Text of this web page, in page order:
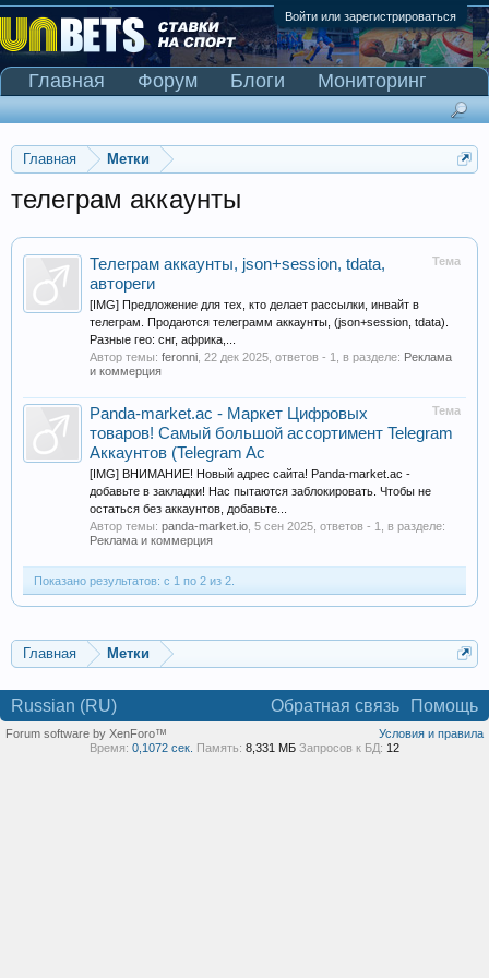
Войти или зарегистрироваться
Главная Метки
телеграм аккаунты
Тема
Телеграм аккаунты, json+session, tdata,
автореги
[IMG] Предложение для тех, кто делает рассылки, инвайт в
телеграм. Продаются телеграмм аккаунты, (json+session, tdata).
Разные гео: снг, африка,...
Автор темы: feronni 22 дек 2025 , ответов - 1, в разделе: Реклама
и коммерция
Тема
Panda-market.ac - Маркет Цифровых
товаров! Самый большой ассортимент Telegram
Аккаунтов (Telegram Ac
[IMG] ВНИМАНИЕ! Новый адрес сайта! Panda-market.ac -
добавьте в закладки! Нас пытаются заблокировать. Чтобы не
остаться без аккаунтов, добавьте...
Автор темы: panda-market.io 5 сен 2025 , ответов - 1, в разделе:
Реклама и коммерция
Показано результатов: с 1 по 2 из 2.
Главная Метки
Главная Форум Блоги
Мониторинг
Сканер Pinnacle
Russian (RU) Обратная связь Помощь
Условия и правила
Forum software by XenForo™
Время: 0,1072 сек. Память: 8,331 МБ Запросов к БД: 12